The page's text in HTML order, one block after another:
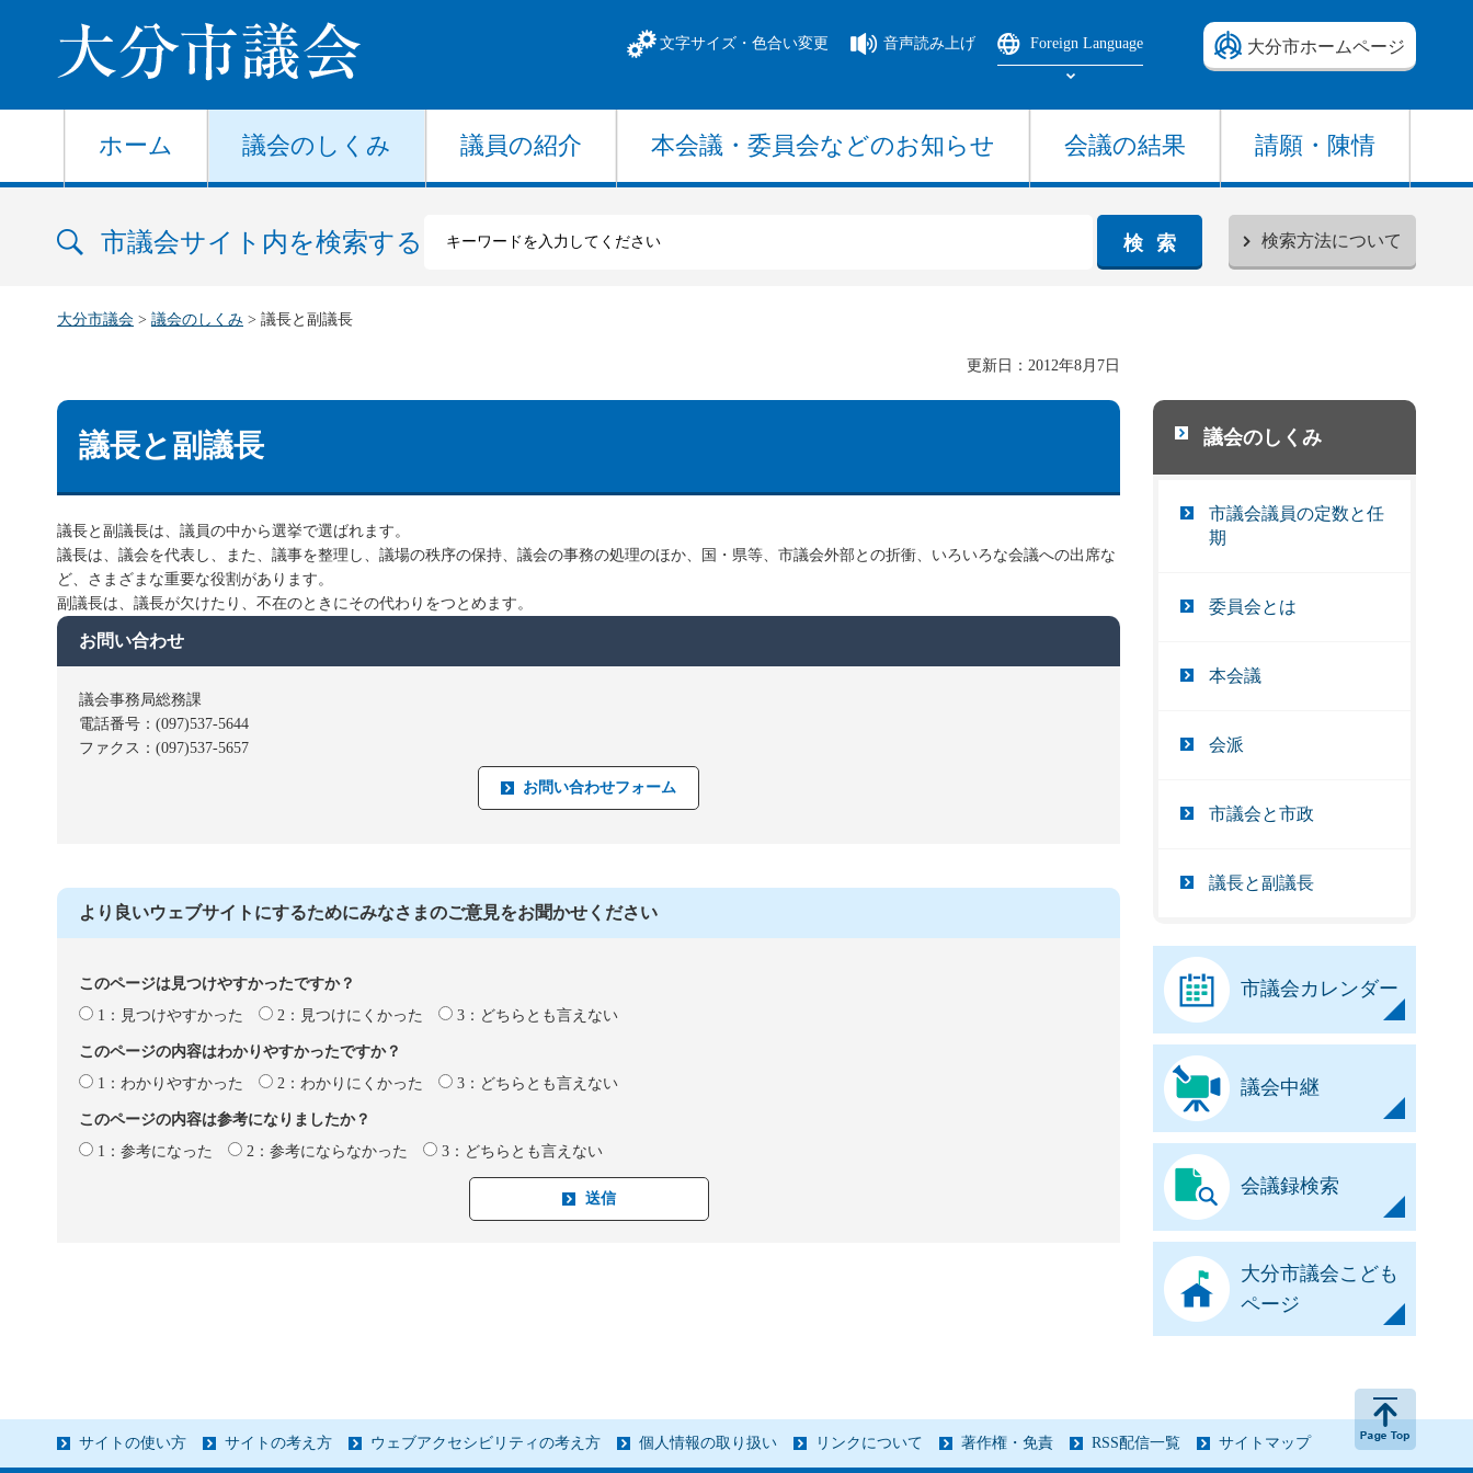
大分市議会
文字サイズ・色合い変更 音声読み上げ
Foreign Language
Select Language
大分市ホームページ
ホーム 議会のしくみ 議員の紹介 本会議・委員会などのお知らせ 会議の結果 請願・陳情
市議会サイト内を検索する 検索方法について
大分市議会 > 議会のしくみ > 議長と副議長
更新日：2012年8月7日
議長と副議長
議長と副議長は、議員の中から選挙で選ばれます。
議長は、議会を代表し、また、議事を整理し、議場の秩序の保持、議会の事務の処理のほか、国・県等、市議会外部との折衝、いろいろな会議への出席な
ど、さまざまな重要な役割があります。
副議長は、議長が欠けたり、不在のときにその代わりをつとめます。
お問い合わせ
議会事務局総務課
電話番号：(097)537-5644
ファクス：(097)537-5657
より良いウェブサイトにするためにみなさまのご意見をお聞かせください
このページは見つけやすかったですか？
1：見つけやすかった
2：見つけにくかった 3：どちらとも言えない
このページの内容はわかりやすかったですか？
1：わかりやすかった
2：わかりにくかった 3：どちらとも言えない
このページの内容は参考になりましたか？
1：参考になった
2：参考にならなかった 3：どちらとも言えない
議会のしくみ
市議会議員の定数と任
期
委員会とは
本会議
会派
市議会と市政
議長と副議長
市議会カレンダー
議会中継
会議録検索
大分市議会こども
ページ
サイトの使い方 サイトの考え方 ウェブアクセシビリティの考え方 個人情報の取り扱い リンクについて 著作権・免責 RSS配信一覧 サイトマップ